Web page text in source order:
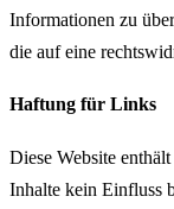
Informationen zu
die auf eine
Haftung für Links
Diese Website
Inhalte kein Einfluss